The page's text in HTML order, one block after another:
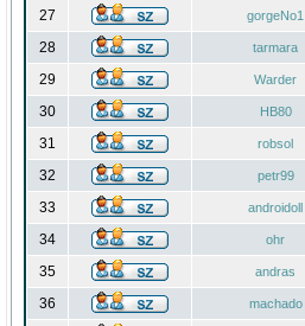
27 gorgeNo1
28 tarmara
29 Warder
30 HB80
31 robsol
32 petr99
33 androidoll
34 ohr
35 andras
36 machado